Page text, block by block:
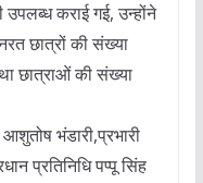
कराई गई, उन्होंने
छात्रों की संख्या
छात्राओं की संख्या
आशुतोष भंडारी,प्रभारी
प्रतिनिधि पप्पू सिंह